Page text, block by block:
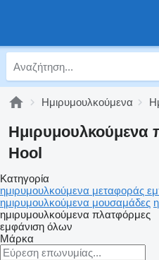
Ημιρυμουλκούμενα
Ημιρυμουλκούμενα
Hool
Κατηγορία
ημιρυμουλκούμενα μεταφοράς
ημιρυμουλκούμενα μουσαμάδες
ημιρυμουλκούμενα πλατφόρμες
εμφάνιση όλων
Μάρκα